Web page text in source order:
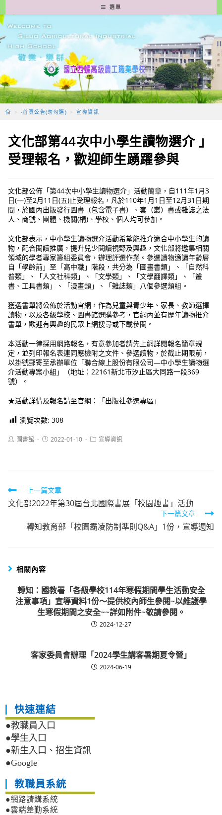
轉
至
要
容
選單
> -首頁公告(勿勾選) > 宣導資訊
文化部第44次中小學生讀物選介 」
受理報名，歡迎師生踴躍參與
文化部公佈「第44次中小學生讀物選介」活動簡章，自111年1月3
日(一)至2月11日(五)止受理報名，凡於110年1月1日至12月31日期
間，於國內出版發行圖書（包含電子書）、套（叢）書或雜誌之法
人、商號、團體、機關(構)、學校、個人均可參加。
文化部表示，中小學生讀物選介活動希望能推介適合中小學生的讀
物，配合閱讀推廣，提升兒少閱讀視野及興趣，文化部將邀集相關
領域的學者專家籌組委員會，辦理評選作業。參選讀物適讀年齡層
自「學齡前」至「高中職」階段，共分為「圖畫書類」、「自然科
普類」、「人文社科類」、「文學類」、「文學翻譯類」、「叢
書、工具書類」、「漫畫類」、「雜誌類」八個參選類組。
獲選書單將公佈於活動官網，作為兒童與青少年、家長、教師選擇
讀物，以及各級學校、圖書館選購參考，官網內並有歷年讀物推介
書單，歡迎有興趣的民眾上網搜尋或下載參閱。
本活動一律採用網路報名，有意參加者請先上網詳閱報名簡章規
定，並列印報名表連同應檢附之文件、參選讀物，於截止期限前，
以掛號郵寄至承辦單位「聯合線上股份有限公司—中小學生讀物選
介活動專案小組」（地址：22161新北市汐止區大同路一段369
號）。
★活動詳情及報名請至官網：「出版社參選專區」
瀏覽次數: 308
Post圖書館
Post2022-01-10
Post宣導資訊
Read
more
articles
上一篇文章
文化部2022年第30屆台北國際書展「校園趣書」活動
下一篇文章
轉知教育部「校園霸凌防制準則Q&A」1份，宣導週知
相關內容
轉知：國教署「各級學校114年寒假期間學生活動安全
注意事項」宣導資料1份～提供校內師生參閱~以維護學
生寒假期間之安全~~詳如附件~敬請參閱。
2024-12-27
客家委員會辦理「2024學生講客暑期夏令營」
2024-06-19
快速連結
●教職員入口
●學生入口
●新生入口、招生資訊
●Google
教職員系統
●網路請購系統
●雲端差勤系統